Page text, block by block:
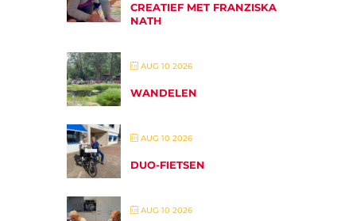
CREATIEF MET FRANZISKA
NATH
AUG 10 2026
WANDELEN
AUG 10 2026
DUO-FIETSEN
AUG 10 2026